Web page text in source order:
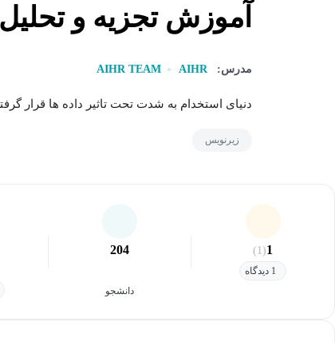
آموزش تجزیه و
مدرس: AIHR
AIHR TEAM
دنیای استخدام به شدت تحت تاثیر داده ها قرار
زیرنویس
1
(1)
1 دیدگاه
204
دانشجو